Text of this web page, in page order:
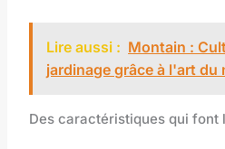
Lire aussi : Montain :
jardinage grâce à l'art du
Des caractéristiques qui font